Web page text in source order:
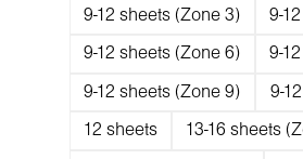
9-12 sheets (Zone 3) 9-
9-12 sheets (Zone 6) 9-
9-12 sheets (Zone 9) 9-
12 sheets 13-16 sheets